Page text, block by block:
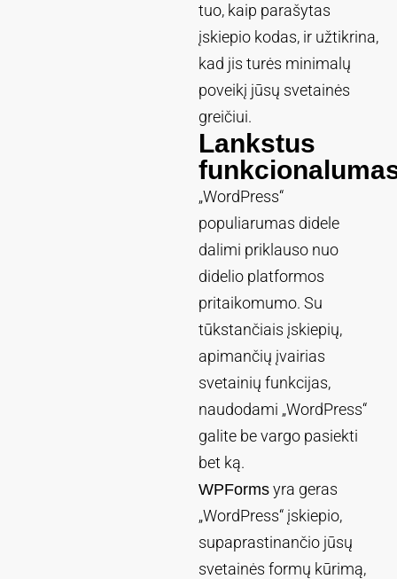
tuo, kaip parašytas
įskiepio kodas, ir užtikrina,
kad jis turės minimalų
poveikį jūsų svetainės
greičiui.
Lankstus
„WordPress“
populiarumas didele
dalimi priklauso nuo
didelio platformos
pritaikomumo. Su
tūkstančiais įskiepių,
apimančių įvairias
svetainių funkcijas,
naudodami „WordPress“
galite be vargo pasiekti
bet ką.
WPForms yra geras
„WordPress“ įskiepio,
supaprastinančio jūsų
svetainės formų kūrimą,